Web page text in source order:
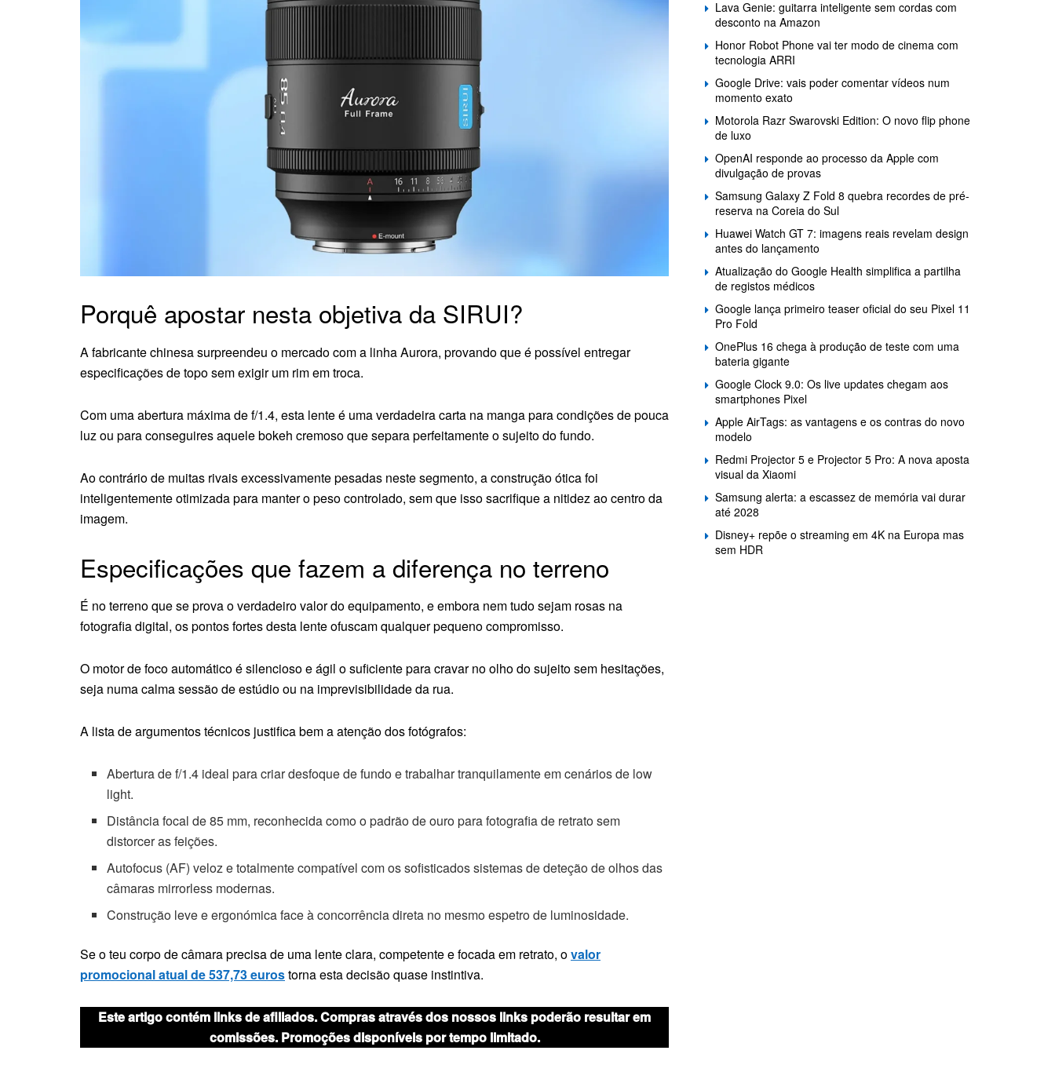
Porquê apostar nesta objetiva da SIRUI?
A fabricante chinesa surpreendeu o mercado com a linha Aurora, provando que é possível entregar
especificações de topo sem exigir um rim em troca.
Com uma abertura máxima de f/1.4, esta lente é uma verdadeira carta na manga para condições de pouca
luz ou para conseguires aquele bokeh cremoso que separa perfeitamente o sujeito do fundo.
Ao contrário de muitas rivais excessivamente pesadas neste segmento, a construção ótica foi
inteligentemente otimizada para manter o peso controlado, sem que isso sacrifique a nitidez ao centro da
imagem.
Especificações que fazem a diferença no terreno
É no terreno que se prova o verdadeiro valor do equipamento, e embora nem tudo sejam rosas na
fotografia digital, os pontos fortes desta lente ofuscam qualquer pequeno compromisso.
O motor de foco automático é silencioso e ágil o suficiente para cravar no olho do sujeito sem hesitações,
seja numa calma sessão de estúdio ou na imprevisibilidade da rua.
A lista de argumentos técnicos justifica bem a atenção dos fotógrafos:
Abertura de f/1.4 ideal para criar desfoque de fundo e trabalhar tranquilamente em cenários de low
light.
Distância focal de 85 mm, reconhecida como o padrão de ouro para fotografia de retrato sem
distorcer as feições.
Autofocus (AF) veloz e totalmente compatível com os sofisticados sistemas de deteção de olhos das
câmaras mirrorless modernas.
Construção leve e ergonómica face à concorrência direta no mesmo espetro de luminosidade.
Se o teu corpo de câmara precisa de uma lente clara, competente e focada em retrato, ovalor
promocional atual de 537,73 eurostorna esta decisão quase instintiva.
Este artigo contém links de afiliados. Compras através dos nossos links poderão resultar em
comissões. Promoções disponíveis por tempo limitado.
Lava Genie: guitarra inteligente sem cordas com
desconto na Amazon
Honor Robot Phone vai ter modo de cinema com
tecnologia ARRI
Google Drive: vais poder comentar vídeos num
momento exato
Motorola Razr Swarovski Edition: O novo flip phone
de luxo
OpenAI responde ao processo da Apple com
divulgação de provas
Samsung Galaxy Z Fold 8 quebra recordes de pré-
reserva na Coreia do Sul
Huawei Watch GT 7: imagens reais revelam design
antes do lançamento
Atualização do Google Health simplifica a partilha
de registos médicos
Google lança primeiro teaser oficial do seu Pixel 11
Pro Fold
OnePlus 16 chega à produção de teste com uma
bateria gigante
Google Clock 9.0: Os live updates chegam aos
smartphones Pixel
Apple AirTags: as vantagens e os contras do novo
modelo
Redmi Projector 5 e Projector 5 Pro: A nova aposta
visual da Xiaomi
Samsung alerta: a escassez de memória vai durar
até 2028
Disney+ repõe o streaming em 4K na Europa mas
sem HDR